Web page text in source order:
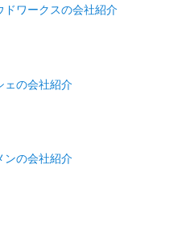
ドワークスの会社紹介
ェの会社紹介
ンの会社紹介